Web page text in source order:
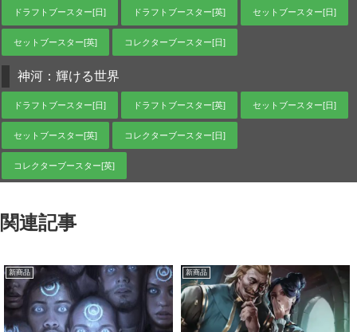
ドラフトブースター[日] ドラフトブースター[英] セットブースター[日]
セットブースター[英] コレクターブースター[日]
神河：輝ける世界
ドラフトブースター[日] ドラフトブースター[英] セットブースター[日]
セットブースター[英] コレクターブースター[日]
コレクターブースター[英]
関連記事
新商品 新商品